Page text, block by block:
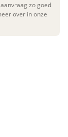
zo goed
over in onze